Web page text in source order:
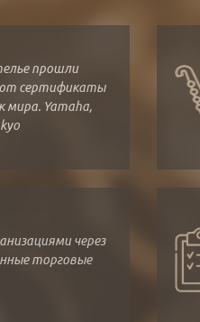
прошли
сертификаты
мира. Yamaha,
через
торговые